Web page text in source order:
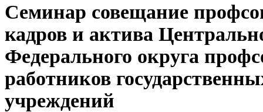
Семинар совещание
кадров и актива
Федерального округа
работников
учреждений